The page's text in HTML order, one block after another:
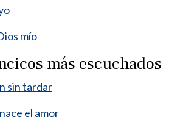
mío
más escuchados
sin tardar
el amor